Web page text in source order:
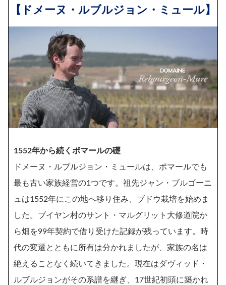
【ドメーヌ・ルブルジョン・ミュール】
1552年から続くポマールの礎
ドメーヌ・ルブルジョン・ミュールは、ポマールでも
最も古い家族経営の1つです。祖先ジャン・ブルゴーニ
ュは1552年にこの地へ移り住み、ブドウ栽培を始めま
した。ブイヤン村のサント・マルグリット大修道院か
ら畑を99年契約で借り受けた記録が残っています。時
代の変遷とともに所有は分かれましたが、家族の名は
絶えることなく続いてきました。現在はダヴィッド・
ルブルジョンがその系譜を継ぎ、17世紀初頭に築かれ